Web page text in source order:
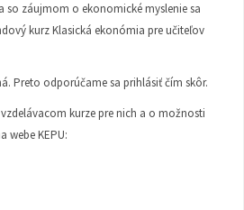
so záujmom o ekonomické myslenie sa
kurz Klasická ekonómia pre učiteľov
Preto odporúčame sa prihlásiť čím skôr.
kurze pre nich a o možnosti
webe KEPU: